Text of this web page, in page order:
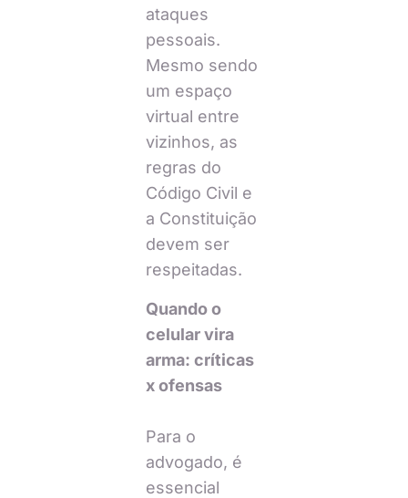
ataques
pessoais.
Mesmo sendo
um espaço
virtual entre
vizinhos, as
regras do
Código Civil e
a Constituição
devem ser
respeitadas.
Quando o
celular vira
arma: críticas
x ofensas
Para o
advogado, é
essencial